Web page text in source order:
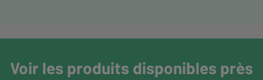
Voir les produits disponibles près